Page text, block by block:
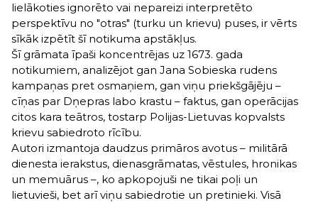
lielākoties ignorēto vai nepareizi interpretēto
perspektīvu no "otras" (turku un krievu) puses, ir vērts
sīkāk izpētīt šī notikuma apstākļus.
Šī grāmata īpaši koncentrējas uz 1673. gada
notikumiem, analizējot gan Jana Sobieska rudens
kampaņas pret osmaņiem, gan viņu priekšgājēju –
cīņas par Dņepras labo krastu – faktus, gan operācijas
citos kara teātros, tostarp Polijas-Lietuvas kopvalsts
krievu sabiedroto rīcību.
Autori izmantoja daudzus primāros avotus – militārā
dienesta ierakstus, dienasgrāmatas, vēstules, hronikas
un memuārus –, ko apkopojuši ne tikai poļi un
lietuvieši, bet arī viņu sabiedrotie un pretinieki. Visā